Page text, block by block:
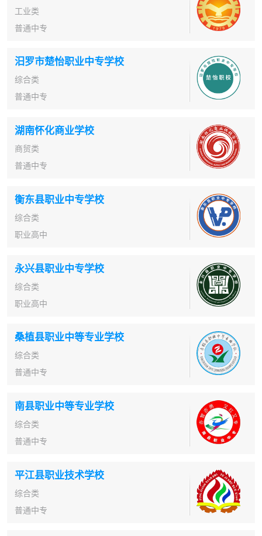
工业类
普通中专
汨罗市楚怡职业中专学校
综合类
普通中专
湖南怀化商业学校
商贸类
普通中专
衡东县职业中专学校
综合类
职业高中
永兴县职业中专学校
综合类
职业高中
桑植县职业中等专业学校
综合类
普通中专
南县职业中等专业学校
综合类
普通中专
平江县职业技术学校
综合类
普通中专